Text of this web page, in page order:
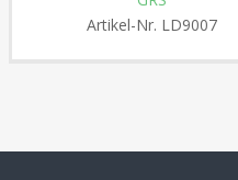
Artikel-Nr. LD9007